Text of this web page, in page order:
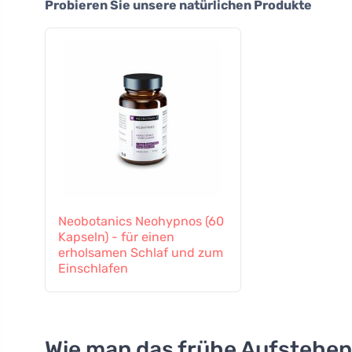
Probieren Sie unsere natürlichen Produkte
Neobotanics Neohypnos (60
Kapseln) - für einen
erholsamen Schlaf und zum
Einschlafen